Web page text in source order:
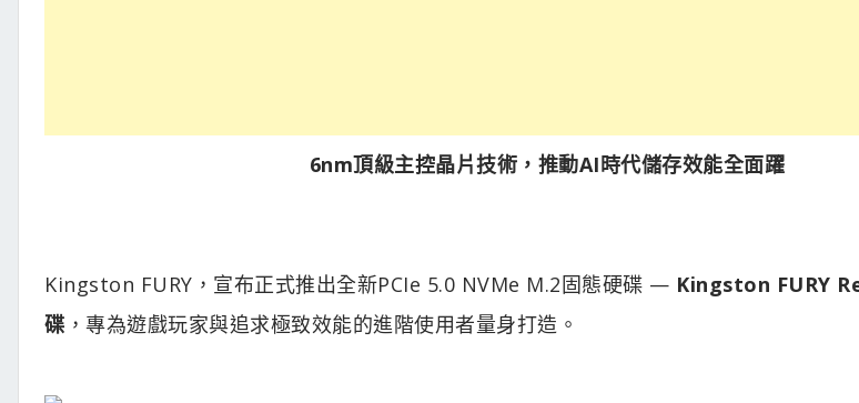
6nm頂級主控晶片技術，推動AI時代儲存效能全面躍
Kingston FURY，宣布正式推出全新PCIe 5.0 NVMe M.2固態硬碟 — Kingston FURY
碟 ，專為遊戲玩家與追求極致效能的進階使用者量身打造。